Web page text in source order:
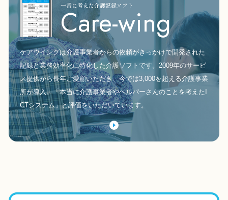
Care-wing
一番に考えた介護記録ソフト
ケアウイングは介護事業者からの依頼がきっかけで開発された
記録と業務効率化に特化した介護ソフトです。2009年のサービ
ス提供から長年ご愛顧いただき、今では3,000を超える介護事業
所が導入。「本当に介護事業者やヘルパーさんのことを考えたI
CTシステム」と評価をいただいています。